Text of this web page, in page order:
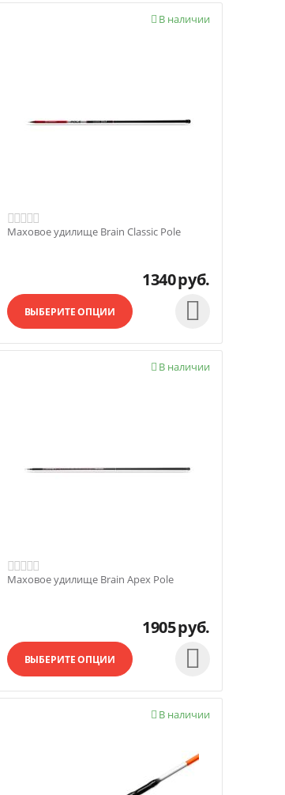
В наличии

Маховое удилище Brain Classic Pole
1340руб.
ВЫБЕРИТЕ ОПЦИИ 
В наличии

Маховое удилище Brain Apex Pole
1905руб.
ВЫБЕРИТЕ ОПЦИИ 
В наличии
